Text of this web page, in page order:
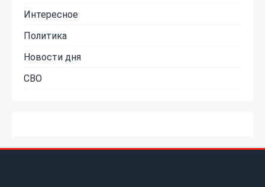
Интересное
Политика
Новости дня
СВО